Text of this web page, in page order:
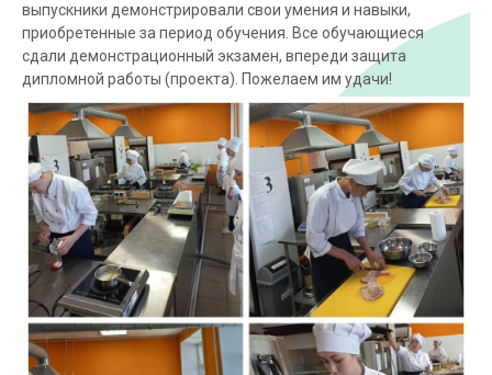
выпускники демонстрировали свои умения и навыки,
приобретенные за период обучения. Все обучающиеся
сдали демонстрационный экзамен, впереди защита
дипломной работы (проекта). Пожелаем им удачи!